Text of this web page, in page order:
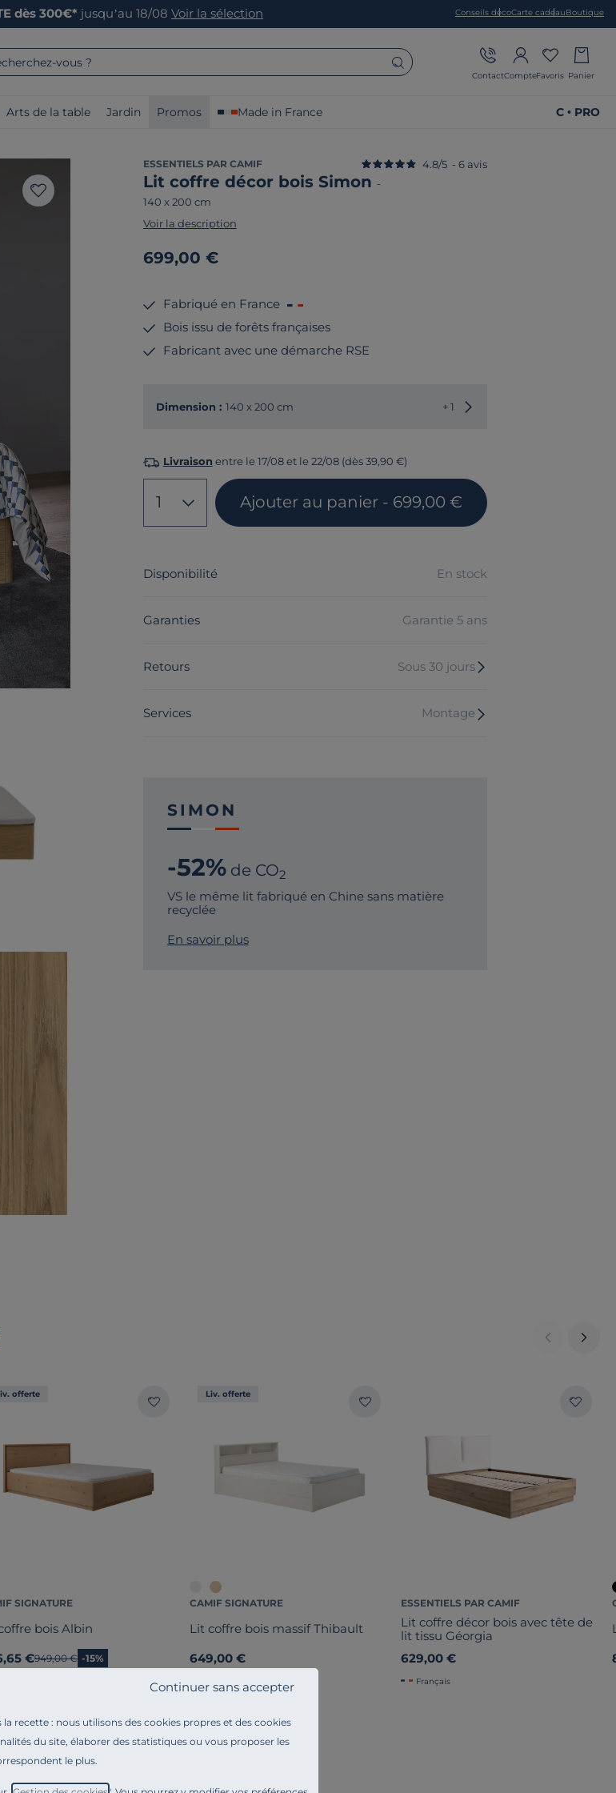
la recette : nous utilisons des cookies propres et des cookies
du site, élaborer des statistiques ou vous proposer les
le plus.
Continuer sans accepter
dès 300€* jusqu’au 18/08 Voir la sélection Conseils décoCarte cadeauBoutique
vous ?
ContactCompteFavoris Panier
Arts de la table Jardin Promos Made in France C • PRO
ESSENTIELS PAR CAMIF
Lit coffre décor bois Simon -
140 x 200 cm
4.8/5 - 6 avis
Voir la description
699,00 €
Fabriqué en France
Bois issu de forêts françaises
Fabricant avec une démarche RSE
Dimension : 140 x 200 cm + 1 Choisir une autre dimension
Livraison entre le 17/08 et le 22/08 (dès 39,90 €)
1 Ajouter au panier - 699,00 €
Disponibilité En stock
Garanties Garantie 5 ans
Retours Sous 30 jours
Services Montage
SIMON
-52%de CO2
VS le même lit fabriqué en Chine sans matière
recyclée
En savoir plus
offerte
SIGNATURE
bois Albin
€Ancien prix
949,00 € -15%
Liv. offerte
CAMIF SIGNATURE
Lit coffre bois massif Thibault
649,00 €
ESSENTIELS PAR CAMIF
Lit coffre décor bois avec tête de
lit tissu Géorgia
629,00 €
Français